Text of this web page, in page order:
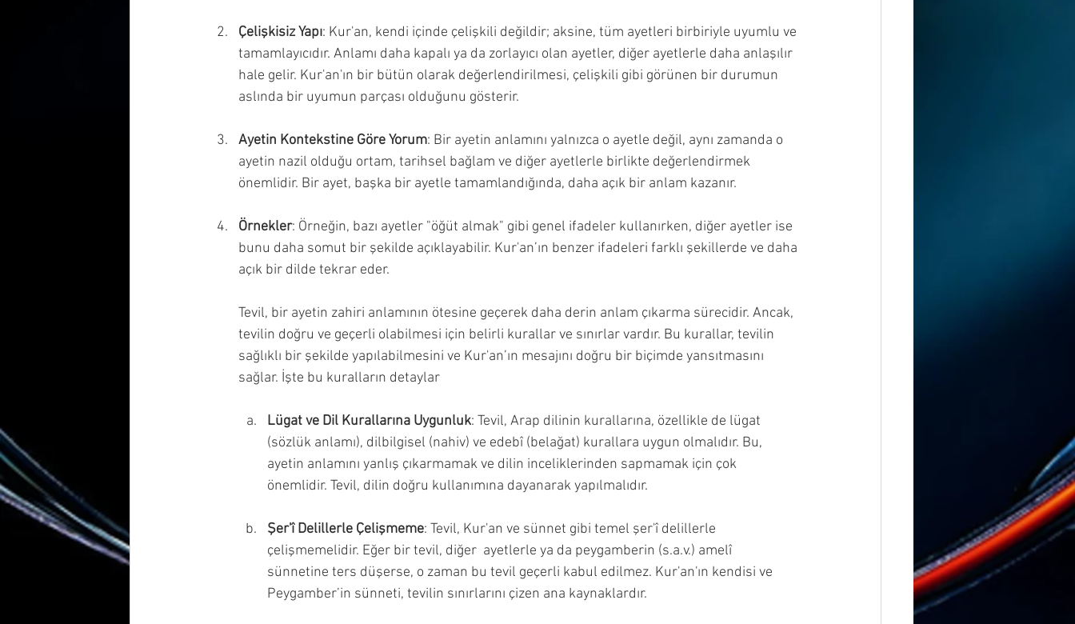
Çelişkisiz Yapı: Kur'an, kendi içinde çelişkili değildir; aksine, tüm ayetleri birbiriyle uyumlu ve
tamamlayıcıdır. Anlamı daha kapalı ya da zorlayıcı olan ayetler, diğer ayetlerle daha anlaşılır
hale gelir. Kur'an'ın bir bütün olarak değerlendirilmesi, çelişkili gibi görünen bir durumun
aslında bir uyumun parçası olduğunu gösterir.
Ayetin Kontekstine Göre Yorum: Bir ayetin anlamını yalnızca o ayetle değil, aynı zamanda o
ayetin nazil olduğu ortam, tarihsel bağlam ve diğer ayetlerle birlikte değerlendirmek
önemlidir. Bir ayet, başka bir ayetle tamamlandığında, daha açık bir anlam kazanır.
Örnekler: Örneğin, bazı ayetler "öğüt almak" gibi genel ifadeler kullanırken, diğer ayetler ise
bunu daha somut bir şekilde açıklayabilir. Kur'an’ın benzer ifadeleri farklı şekillerde ve daha
açık bir dilde tekrar eder.
Tevil, bir ayetin zahiri anlamının ötesine geçerek daha derin anlam çıkarma sürecidir. Ancak,
tevilin doğru ve geçerli olabilmesi için belirli kurallar ve sınırlar vardır. Bu kurallar, tevilin
sağlıklı bir şekilde yapılabilmesini ve Kur'an’ın mesajını doğru bir biçimde yansıtmasını
sağlar. İşte bu kuralların detaylar
Lügat ve Dil Kurallarına Uygunluk: Tevil, Arap dilinin kurallarına, özellikle de lügat
(sözlük anlamı), dilbilgisel (nahiv) ve edebî (belağat) kurallara uygun olmalıdır. Bu,
ayetin anlamını yanlış çıkarmamak ve dilin inceliklerinden sapmamak için çok
önemlidir. Tevil, dilin doğru kullanımına dayanarak yapılmalıdır.
Şer'î Delillerle Çelişmeme: Tevil, Kur'an ve sünnet gibi temel şer'î delillerle
çelişmemelidir. Eğer bir tevil, diğer  ayetlerle ya da peygamberin (s.a.v.) amelî
sünnetine ters düşerse, o zaman bu tevil geçerli kabul edilmez. Kur'an'ın kendisi ve
Peygamber’in sünneti, tevilin sınırlarını çizen ana kaynaklardır.